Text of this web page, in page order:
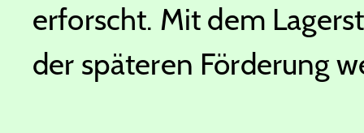
erforscht. Mit dem
der späteren Förderung